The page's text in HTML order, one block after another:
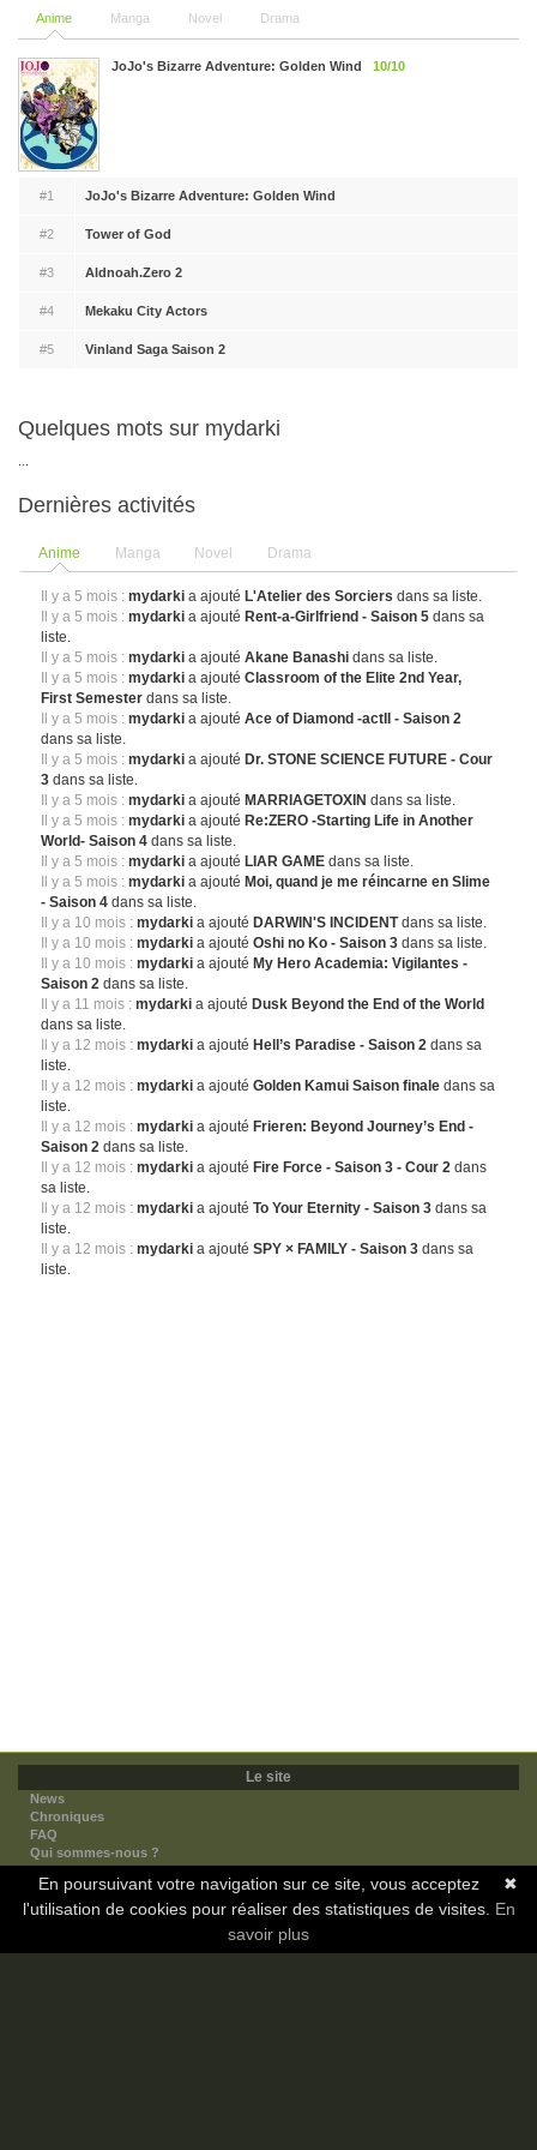
Anime Manga Novel Drama
JoJo's Bizarre Adventure: Golden Wind 10/10
#1 JoJo's Bizarre Adventure: Golden Wind
#2 Tower of God
#3 Aldnoah.Zero 2
#4 Mekaku City Actors
#5 Vinland Saga Saison 2
Quelques mots sur mydarki
Dernières activités
Anime Manga Novel Drama
Il y a 5 mois : mydarki a ajouté L'Atelier des Sorciers dans sa liste.
Il y a 5 mois : mydarki a ajouté Rent-a-Girlfriend - Saison 5dans sa
liste.
Il y a 5 mois : mydarki a ajoutéAkane Banashi dans sa liste.
Il y a 5 mois : mydarki a ajoutéClassroom of the Elite 2nd Year,
First Semester dans sa liste.
Il y a 5 mois : mydarki a ajoutéAce of Diamond -actII - Saison 2
dans sa liste.
Il y a 5 mois : mydarki a ajouté Dr. STONE SCIENCE FUTURE - Cour
3 dans sa liste.
Il y a 5 mois : mydarki a ajouté MARRIAGETOXIN dans sa liste.
Il y a 5 mois : mydarki a ajouté Re:ZERO -Starting Life in Another
World- Saison 4dans sa liste.
Il y a 5 mois : mydarki a ajouté LIAR GAME dans sa liste.
Il y a 5 mois : mydarki a ajouté Moi, quand je me réincarne en Slime
- Saison 4dans sa liste.
Il y a 10 mois : mydarki a ajouté DARWIN'S INCIDENTdans sa liste.
Il y a 10 mois : mydarki a ajoutéOshi no Ko - Saison 3 dans sa liste.
Il y a 10 mois : mydarki a ajouté My Hero Academia: Vigilantes -
Saison 2 dans sa liste.
Il y a 11 mois : mydarki a ajouté Dusk Beyond the End of the World
dans sa liste.
Il y a 12 mois : mydarki a ajouté Hell’s Paradise - Saison 2dans sa
liste.
Il y a 12 mois : mydarki a ajoutéGolden Kamui Saison finale dans sa
liste.
Il y a 12 mois : mydarki a ajouté Frieren: Beyond Journey’s End -
Saison 2 dans sa liste.
Il y a 12 mois : mydarki a ajouté Fire Force - Saison 3 - Cour 2 dans
sa liste.
Il y a 12 mois : mydarki a ajoutéTo Your Eternity - Saison 3 dans sa
liste.
Il y a 12 mois : mydarki a ajoutéSPY × FAMILY - Saison 3dans sa
liste.
Le site
News
Chroniques
FAQ
Qui sommes-nous ?
Nos partenaires
Faites-nous connaitre
Nous contacter
✖
En poursuivant votre navigation sur ce site, vous acceptez
l'utilisation de cookies pour réaliser des statistiques de visites. En
savoir plus